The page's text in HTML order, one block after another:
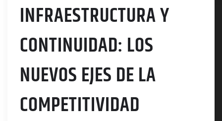
INFRAESTRUCTURA Y
CONTINUIDAD: LOS
NUEVOS EJES DE LA
COMPETITIVIDAD